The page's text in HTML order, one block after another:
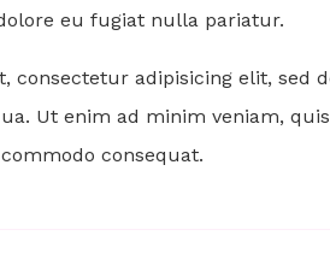
eu fugiat nulla pariatur.
consectetur adipisicing elit, sed
Ut enim ad minim veniam,
consequat.